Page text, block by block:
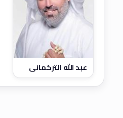
عبد الله التركماني